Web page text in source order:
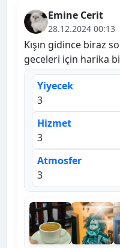
Emine Cerit
28.12.2024 00:13
Kışın gidince biraz
geceleri için harika
Yiyecek
3
Hizmet
3
Atmosfer
3